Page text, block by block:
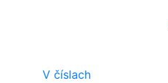
V číslach